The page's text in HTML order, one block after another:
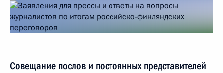
Совещание послов и постоянных представителей